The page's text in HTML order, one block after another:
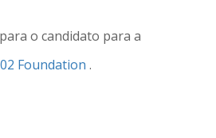
o candidato para a
Foundation .